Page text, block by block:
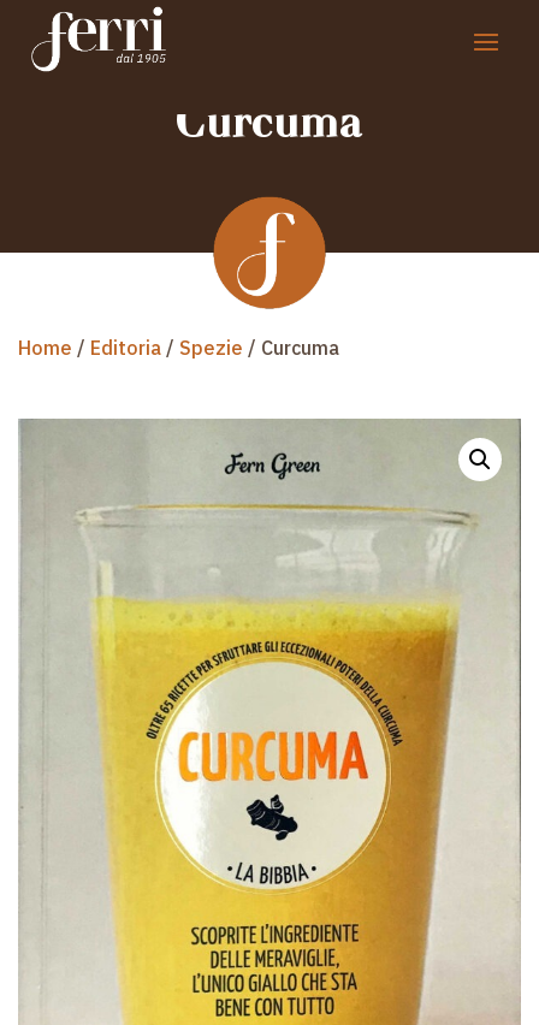
Curcuma
Home / Editoria / Spezie / Curcuma